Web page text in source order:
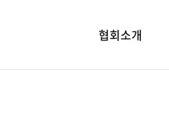
협회소개